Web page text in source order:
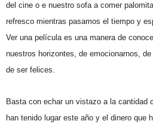
del cine o e nuestro sofa a comer
refresco mientras pasamos el tiempo y
Ver una película es una manera de
nuestros horizontes, de emocionarnos,
de ser felices.
Basta con echar un vistazo a la cantidad
han tenido lugar este año y el dinero que